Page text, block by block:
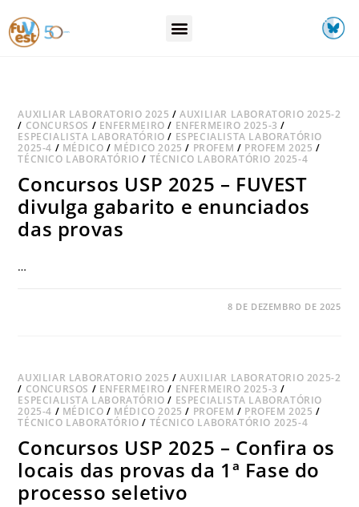
AUXILIAR LABORATORIO 2025 /AUXILIAR LABORATORIO 2025-2
/ CONCURSOS / ENFERMEIRO / ENFERMEIRO 2025-3 /
ESPECIALISTA LABORATÓRIO / ESPECIALISTA LABORATÓRIO
2025-4 / MÉDICO / MÉDICO 2025 / PROFEM / PROFEM 2025 /
TÉCNICO LABORATÓRIO / TÉCNICO LABORATÓRIO 2025-4
Concursos USP 2025 – FUVEST
divulga gabarito e enunciados
das provas
…
8 DE DEZEMBRO DE 2025
AUXILIAR LABORATORIO 2025 /AUXILIAR LABORATORIO 2025-2
/ CONCURSOS / ENFERMEIRO / ENFERMEIRO 2025-3 /
ESPECIALISTA LABORATÓRIO / ESPECIALISTA LABORATÓRIO
2025-4 / MÉDICO / MÉDICO 2025 / PROFEM / PROFEM 2025 /
TÉCNICO LABORATÓRIO / TÉCNICO LABORATÓRIO 2025-4
Concursos USP 2025 – Confira os
locais das provas da 1ª Fase do
processo seletivo